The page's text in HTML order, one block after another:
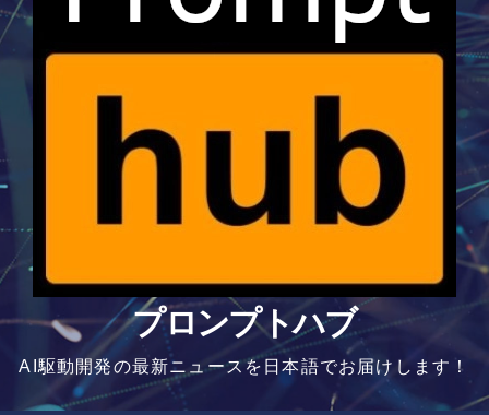
プロンプトハブ
AI駆動開発の最新ニュースを日本語でお届けします！